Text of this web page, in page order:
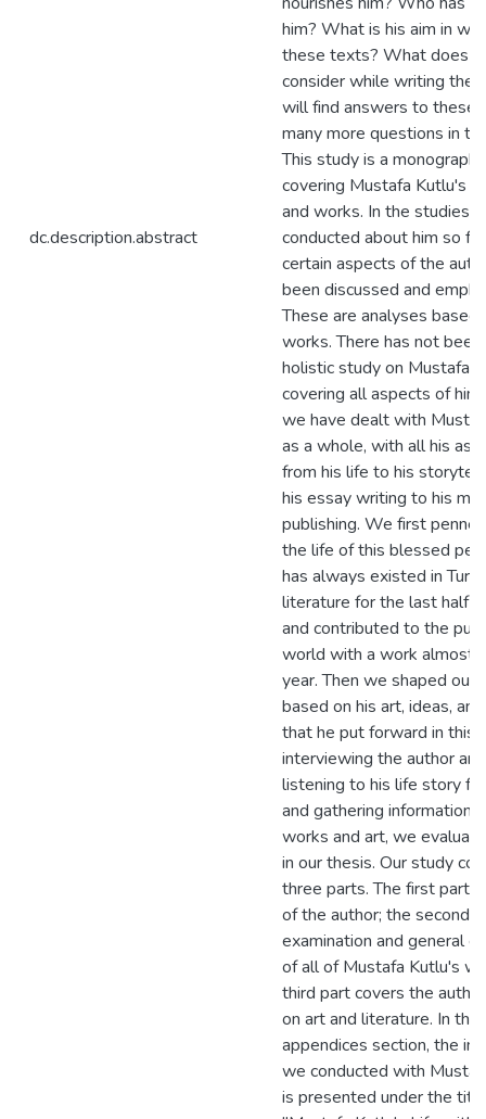
dc.description.abstract
him? What is his aim in
these texts? What does
consider while writing
will find answers to these
many more questions in
This study is a
covering Mustafa Kutlu's
and works. In the studies
conducted about him so
certain aspects of the
been discussed and
These are analyses based
works. There has not been
holistic study on Mustafa
covering all aspects of
we have dealt with
as a whole, with all his
from his life to his
his essay writing to his
publishing. We first
the life of this blessed
has always existed in
literature for the last half
and contributed to the
world with a work almost
year. Then we shaped our
based on his art, ideas,
that he put forward in this
interviewing the author and
listening to his life story
and gathering information
works and art, we
in our thesis. Our study
three parts. The first part
of the author; the second
examination and general
of all of Mustafa Kutlu's
third part covers the
on art and literature. In the
appendices section, the
we conducted with
is presented under the